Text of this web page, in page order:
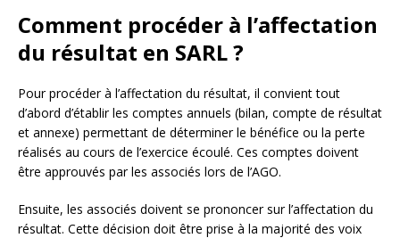
Comment procéder à l’affectation
du résultat en SARL ?
Pour procéder à l’affectation du résultat, il convient tout
d’abord d’établir les comptes annuels (bilan, compte de résultat
et annexe) permettant de déterminer le bénéfice ou la perte
réalisés au cours de l’exercice écoulé. Ces comptes doivent
être approuvés par les associés lors de l’AGO.
Ensuite, les associés doivent se prononcer sur l’affectation du
résultat. Cette décision doit être prise à la majorité des voix